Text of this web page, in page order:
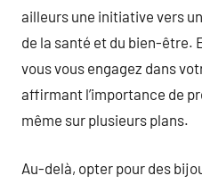
ailleurs une initiative vers
de la santé et du bien-être.
vous vous engagez dans
affirmant l’importance de
même sur plusieurs plans.
Au-delà, opter pour des